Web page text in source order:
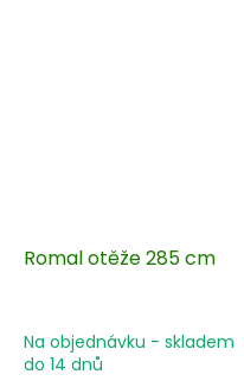
Romal otěže 285 cm
Na objednávku - skladem
do 14 dnů